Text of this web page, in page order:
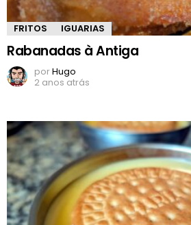
FRITOS IGUARIAS
Rabanadas à Antiga
porHugo
2 anos atrás